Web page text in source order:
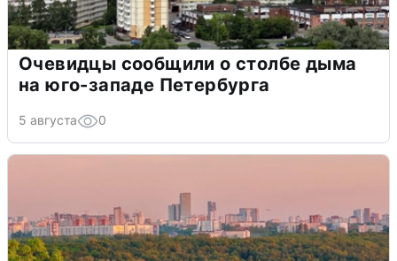
Очевидцы сообщили о столбе дыма
на юго-западе Петербурга
5 августа 0